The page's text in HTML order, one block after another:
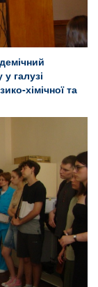
галузі
хімічної та